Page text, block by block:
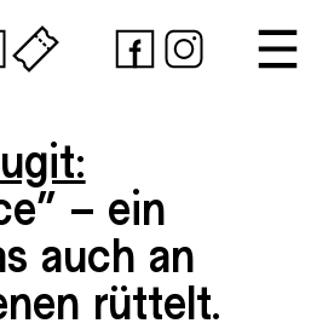
– ein
auch an
rüttelt.